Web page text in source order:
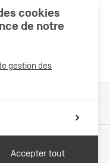
cookies
de notre
gestion des
Accepter tout